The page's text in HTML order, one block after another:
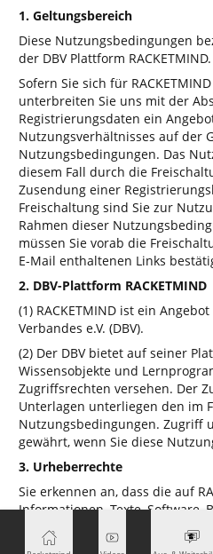
1. Geltungsbereich
Diese Nutzungsbedingungen
der DBV Plattform RACKETMIND.
Sofern Sie sich für
unterbreiten Sie uns mit der
Registrierungsdaten ein
Nutzungsverhältnisses auf der
Nutzungsbedingungen. Das
diesem Fall durch die
Zusendung einer
Freischaltung sind Sie zur
Rahmen dieser
müssen Sie vorab die
E-Mail enthaltenen Links
2. DBV-Plattform RACKETMIND
(1) RACKETMIND ist ein
Verbandes e.V. (DBV).
(2) Der DBV bietet auf seiner
Wissensobjekte und
Zugriffsrechten versehen. Der
Unterlagen unterliegen den im
Nutzungsbedingungen. Zugriff
gewährt, wenn Sie diese
3. Urheberrechte
Sie erkennen an, dass die auf
Informationen, Texte, Software,
und andere Materialien durch
Patentrechte geschützt sind.